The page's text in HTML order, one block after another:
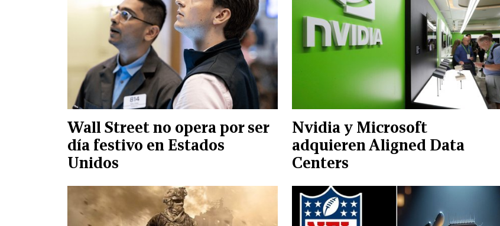
Wall Street no opera por ser
día festivo en Estados
Unidos
Nvidia y Microsoft
adquieren Aligned Data
Centers